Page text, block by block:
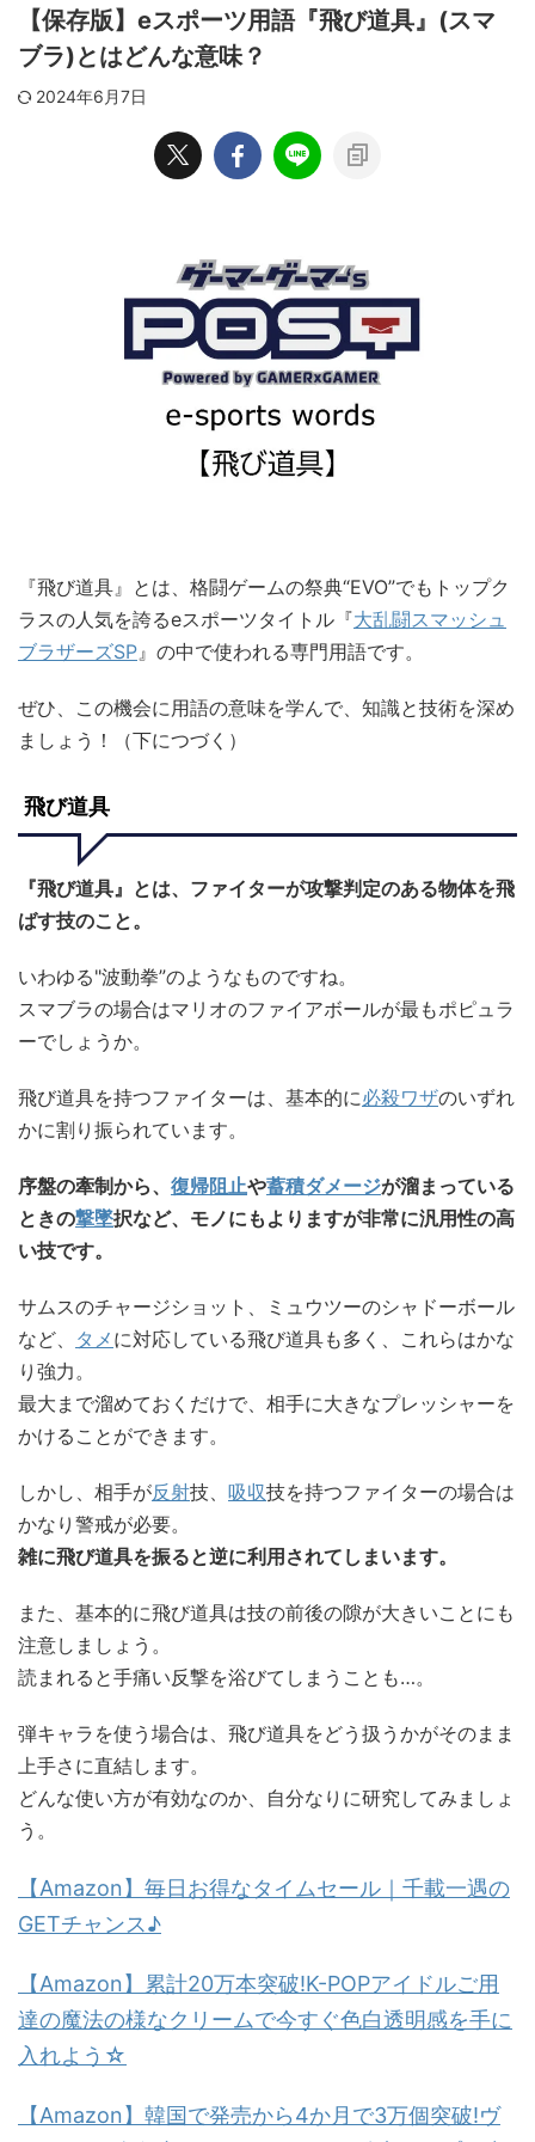
【保存版】eスポーツ用語『飛び道具』(スマ
ブラ)とはどんな意味？
2024年6月7日
『飛び道具』とは、格闘ゲームの祭典“EVO”でもトップク
ラスの人気を誇るeスポーツタイトル『大乱闘スマッシュ
ブラザーズSP 』の中で使われる専門用語です。
ぜひ、この機会に用語の意味を学んで、知識と技術を深め
ましょう！（下につづく）
飛び道具
『飛び道具』とは、ファイターが攻撃判定のある物体を飛
ばす技のこと。
いわゆる"波動拳”のようなものですね。
スマブラの場合はマリオのファイアボールが最もポピュラ
ーでしょうか。
飛び道具を持つファイターは、基本的に必殺ワザのいずれ
かに割り振られています。
序盤の牽制から、 復帰阻止や蓄積ダメージが溜まっている
ときの撃墜択など、モノにもよりますが非常に汎用性の高
い技です。
サムスのチャージショット、ミュウツーのシャドーボール
など、 タメ に対応している飛び道具も多く、これらはかな
り強力。
最大まで溜めておくだけで、相手に大きなプレッシャーを
かけることができます。
しかし、相手が反射技、 吸収技を持つファイターの場合は
かなり警戒が必要。
雑に飛び道具を振ると逆に利用されてしまいます。
また、基本的に飛び道具は技の前後の隙が大きいことにも
注意しましょう。
読まれると手痛い反撃を浴びてしまうことも…。
弾キャラを使う場合は、飛び道具をどう扱うかがそのまま
上手さに直結します。
どんな使い方が有効なのか、自分なりに研究してみましょ
う。
【Amazon】毎日お得なタイムセール｜千載一遇の
GETチャンス♪
【Amazon】累計20万本突破!K-POPアイドルご用
達の魔法の様なクリームで今すぐ色白透明感を手に
入れよう☆
【Amazon】韓国で発売から4か月で3万個突破!ヴ